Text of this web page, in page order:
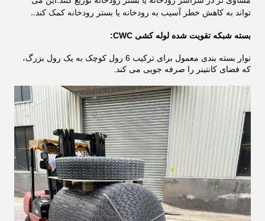
تواند به کاهش خطر آسیب به رودخانه یا بستر رودخانه کمک کند..
بسته شبکه تقویت شده لوله کشی CWC:
نوار بسته بندی معمول برای ترکیب 6 رول کوچک به یک رول بزرگ،
که فضای کانتینر را صرفه جویی می کند.